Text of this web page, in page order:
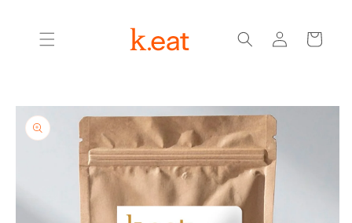
al contenido
sesión
Carrito
directamente
a la
información
del producto